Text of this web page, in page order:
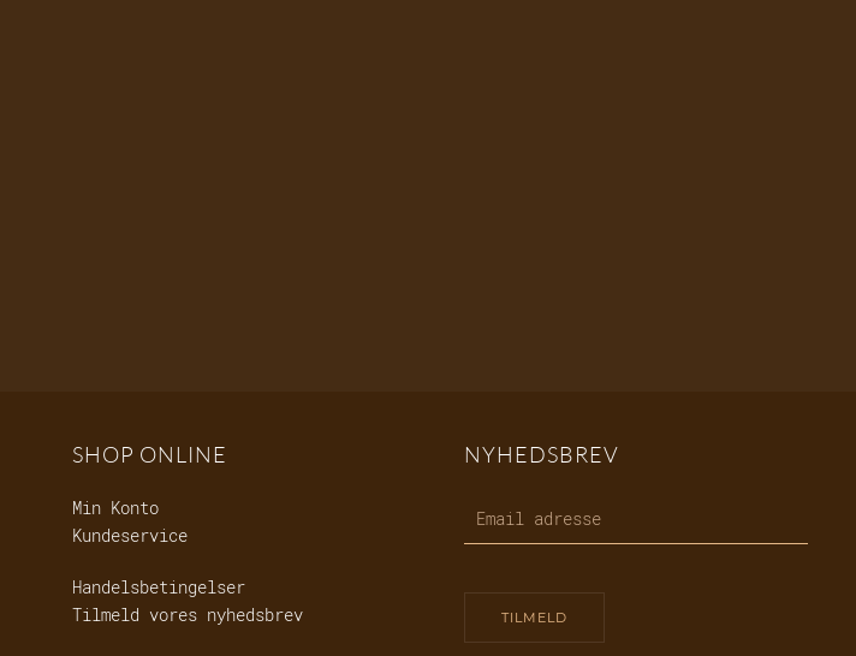
SHOP ONLINE
Min Konto
Kundeservice
Handelsbetingelser
Tilmeld vores nyhedsbrev
NYHEDSBREV
TILMELD